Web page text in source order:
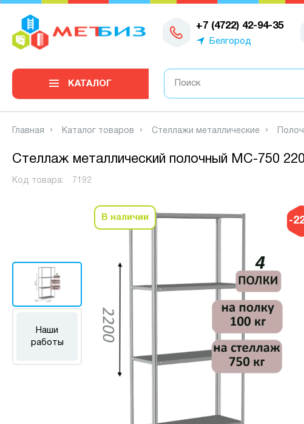
+7 (4722) 42-94-35
Белгород
0
КАТАЛОГ
Главная Каталог товаров Стеллажи металлические
Стеллаж металлический полочный МС-750
Код товара: 7192
-
Наши
работы
В наличии